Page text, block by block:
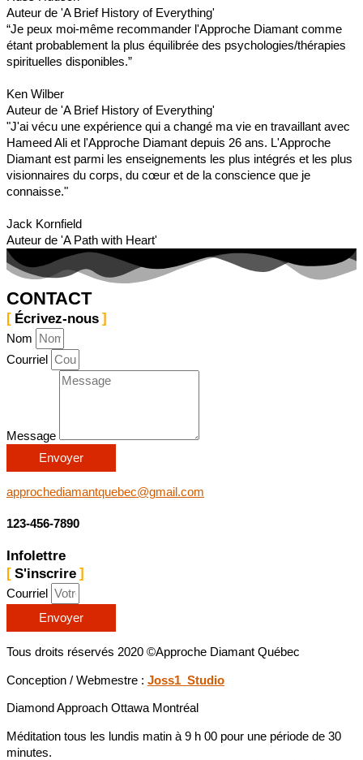
Auteur de 'A Brief History of Everything'
“Je peux moi-même recommander l'Approche Diamant comme
étant probablement la plus équilibrée des psychologies/thérapies
spirituelles disponibles.”
Ken Wilber
Auteur de 'A Brief History of Everything'
"J'ai vécu une expérience qui a changé ma vie en travaillant avec
Hameed Ali et l'Approche Diamant depuis 26 ans. L'Approche
Diamant est parmi les enseignements les plus intégrés et les plus
visionnaires du corps, du cœur et de la conscience que je
connaisse."
Jack Kornfield
Auteur de 'A Path with Heart'
CONTACT
Écrivez-nous
Nom
Courriel
Message
Envoyer
approchediamantquebec@gmail.com
123-456-7890
Infolettre
S'inscrire
Courriel
Envoyer
Tous droits réservés 2020 ©Approche Diamant Québec
Conception / Webmestre : Joss1 Studio
Diamond Approach Ottawa Montréal
Méditation tous les lundis matin à 9 h 00 pour une période de 30
minutes.